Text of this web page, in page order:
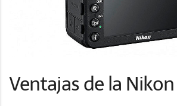
Ventajas de la